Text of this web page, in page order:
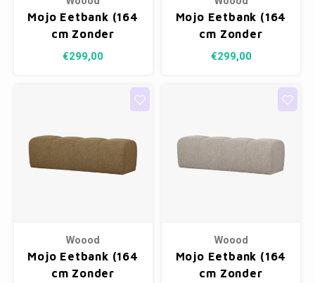
Mojo Eetbank (164
cm Zonder
Rugleuning) -
€299,00
Mojo Eetbank (164
cm Zonder
Rugleuning) -
€299,00
Woood
Mojo Eetbank (164
cm Zonder
Woood
Mojo Eetbank (164
cm Zonder